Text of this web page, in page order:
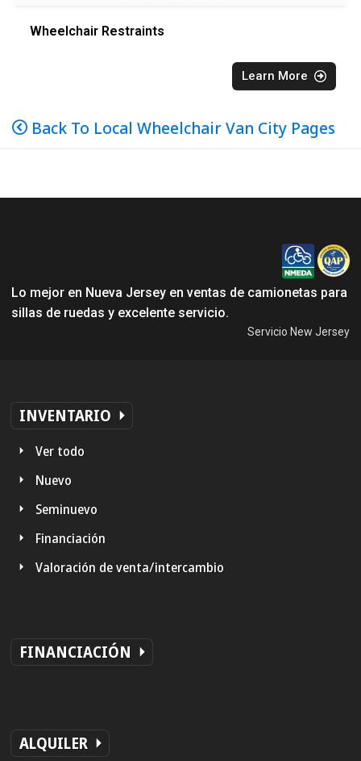
Wheelchair Restraints
Learn More
Back To Local Wheelchair Van City Pages
Lo mejor en Nueva Jersey en ventas de camionetas para
sillas de ruedas y excelente servicio.
Servicio New Jersey
INVENTARIO
Ver todo
Nuevo
Seminuevo
Financiación
Valoración de venta/intercambio
FINANCIACIÓN
ALQUILER